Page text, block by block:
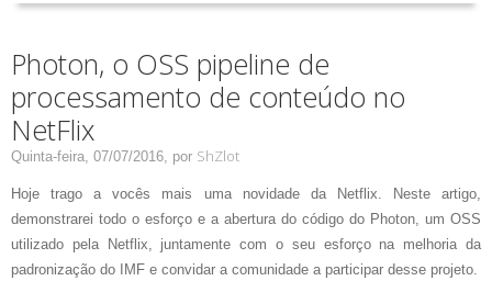
Photon, o OSS pipeline de
processamento de conteúdo no
NetFlix
Quinta-feira, 07/07/2016, por ShZlot
Hoje trago a vocês mais uma novidade da Netflix. Neste artigo,
demonstrarei todo o esforço e a abertura do código do Photon, um OSS
utilizado pela Netflix, juntamente com o seu esforço na melhoria da
padronização do IMF e convidar a comunidade a participar desse projeto.